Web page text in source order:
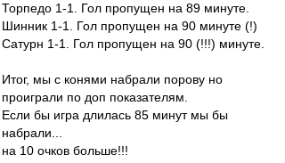
Торпедо 1-1. Гол пропущен на 89 минуте.
Шинник 1-1. Гол пропущен на 90 минуте (!)
Сатурн 1-1. Гол пропущен на 90 (!!!) минуте.
Итог, мы с конями набрали порову но
проиграли по доп показателям.
Если бы игра длилась 85 минут мы бы
набрали...
на 10 очков больше!!!